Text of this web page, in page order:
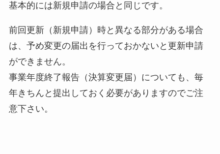
基本的には新規申請の場合と同じです。
前回更新（新規申請）時と異なる部分がある場合
は、予め変更の届出を行っておかないと更新申請
ができません。
事業年度終了報告（決算変更届）についても、毎
年きちんと提出しておく必要がありますのでご注
意下さい。